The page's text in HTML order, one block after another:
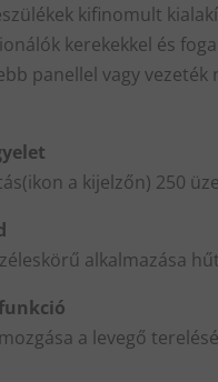
kifinomult
kerekekkel és
panellel vagy
a kijelzőn) 250
alkalmazása
a levegő